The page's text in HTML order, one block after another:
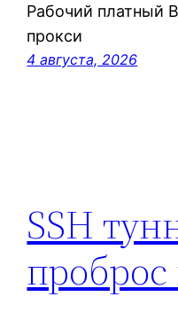
Рабочий платный
прокси
4 августа, 2026
SSH
проброс